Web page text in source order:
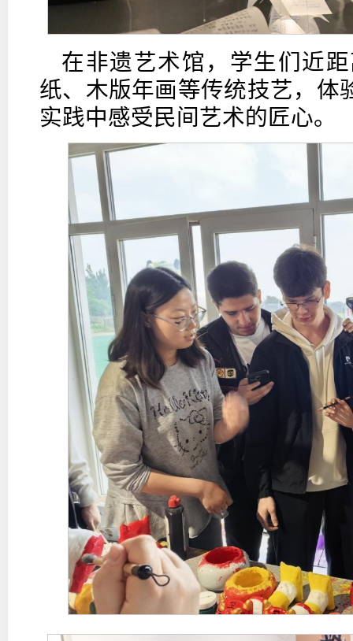
在非遗艺术馆，学生们近
纸、木版年画等传统技艺，体
实践中感受民间艺术的匠心。